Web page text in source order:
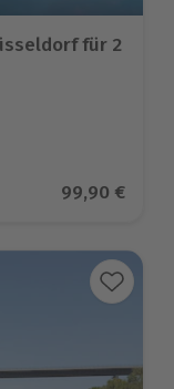
für 2
Aktueller
99,90 €